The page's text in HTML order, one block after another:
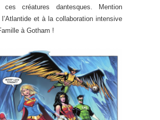
ces créatures dantesques. Mention
et à la collaboration intensive
à Gotham !